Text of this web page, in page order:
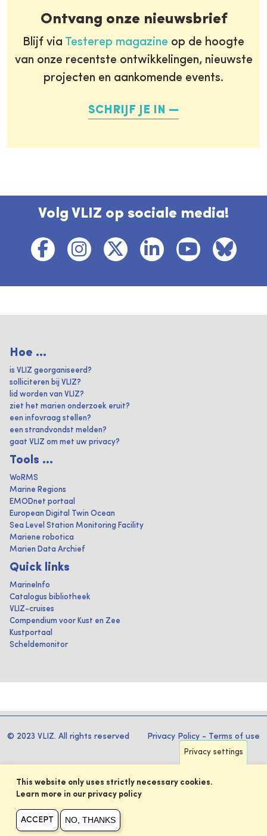
Ontvang onze nieuwsbrief
Blijf via Testerep magazine op de hoogte
van onze recentste ontwikkelingen, nieuwste
projecten en aankomende events.
SCHRIJF JE IN
Volg VLIZ op sociale media!
Hoe ...
is VLIZ georganiseerd?
solliciteren bij VLIZ?
lid worden van VLIZ?
ziet het marien onderzoek eruit?
een infovraag stellen?
een strandvondst melden?
gaat VLIZ om met uw privacy?
Tools ...
WoRMS
Marine Regions
EMODnet portaal
European Digital Twin Ocean
Sea Level Station Monitoring Facility
Mariene robotica
Marien Data Archief
Quick links
MarineInfo
Catalogus bibliotheek
VLIZ-cruises
Compendium voor Kust en Zee
Kustportaal
Scheldemonitor
© 2023 VLIZ. All rights reserved Privacy Policy - Terms of use
Privacy settings
This website only uses strictly necessary cookies.
Learn more in our privacy policy
ACCEPT NO, THANKS